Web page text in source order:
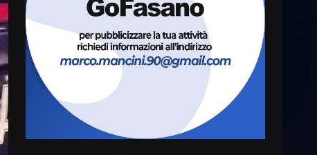
6 Agosto 2026 06:20
7
La magia del Minareto e la
prima assoluta de “L’Albergo
Belvedere. Il rapimento”
6 Agosto 2026 06:15
“I Contestatori: Musica di
Rivoluzione”: nuovo
appuntamento con “Fasano in